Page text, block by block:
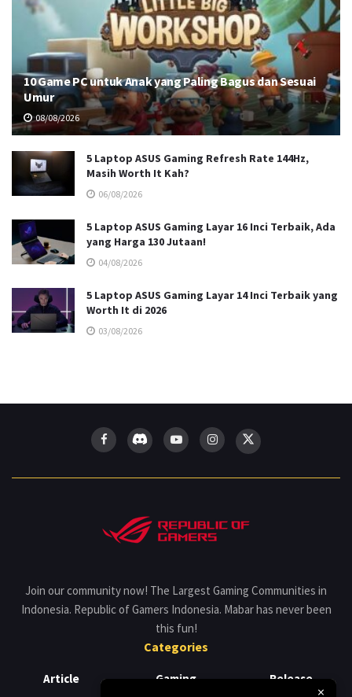
10 Game PC untuk Anak yang Paling Bagus dan Sesuai
Umur
08/08/2026
5 Laptop ASUS Gaming Refresh Rate 144Hz,
Masih Worth It Kah?
06/08/2026
5 Laptop ASUS Gaming Layar 16 Inci Terbaik, Ada
yang Harga 130 Jutaan!
04/08/2026
5 Laptop ASUS Gaming Layar 14 Inci Terbaik yang
Worth It di 2026
03/08/2026
Join our community now! The Largest Gaming Communities in
Indonesia. Republic of Gamers Indonesia. Mabar has never been
this fun!
Categories
Article
Gaming
Release
×